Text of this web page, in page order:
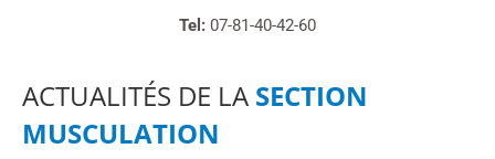
Tel: 07-81-40-42-60
ACTUALITÉS DE LA SECTION
MUSCULATION